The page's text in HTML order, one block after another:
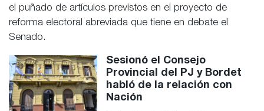
el puñado de artículos previstos en el proyecto de
reforma electoral abreviada que tiene en debate el
Senado.
Sesionó el Consejo
Provincial del PJ y Bordet
habló de la relación con
Nación